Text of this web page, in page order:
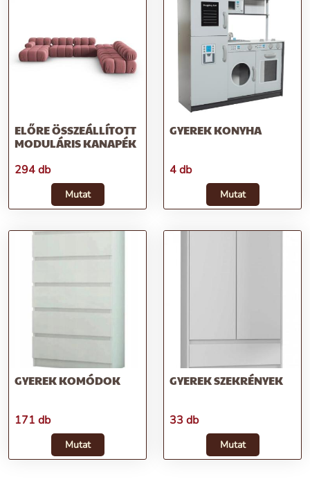
ELŐRE ÖSSZEÁLLÍTOTT
MODULÁRIS KANAPÉK
294 db
Mutat
GYEREK KONYHA
4 db
Mutat
GYEREK KOMÓDOK
171 db
Mutat
GYEREK SZEKRÉNYEK
33 db
Mutat